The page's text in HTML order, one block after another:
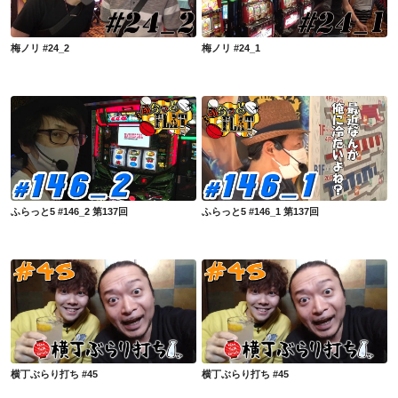
梅ノリ #24_2 梅ノリ #24_1
ふらっと5 #146_2 第137回
ふらっと5 #146_2 第137回
ふらっと5 #146_1 第137回
ふらっと5 #146_1 第137回
横丁ぶらり打ち #45
横丁ぶらり打ち #45
横丁ぶらり打ち #45
横丁ぶらり打ち #45